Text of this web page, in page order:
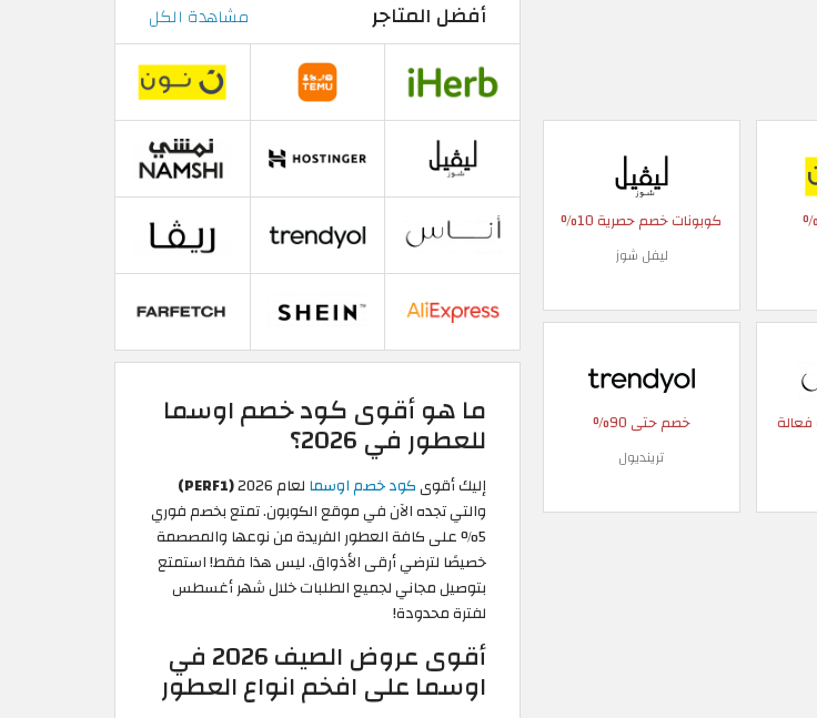
كوبونات خصم حصرية 10%
ليفل شوز
خصم حتى 90%
ترينديول
أفضل المتاجر مشاهدة الكل
ما هو أقوى كود خصم اوسما
للعطور في 2026؟
إليك أقوىكود خصم اوسما لعام 2026
(PERF1)
والتي تجده الآن في موقع الكوبون. تمتع بخصم فوري
5% على كافة العطور الفريدة من نوعها والمصصمة
خصيصًا لترضي أرقى الأذواق. ليس هذا فقط! استمتع
بتوصيل مجاني لجميع الطلبات خلال شهر أغسطس
لفترة محدودة!
أقوى عروض الصيف 2026 في
اوسما على افخم انواع العطور